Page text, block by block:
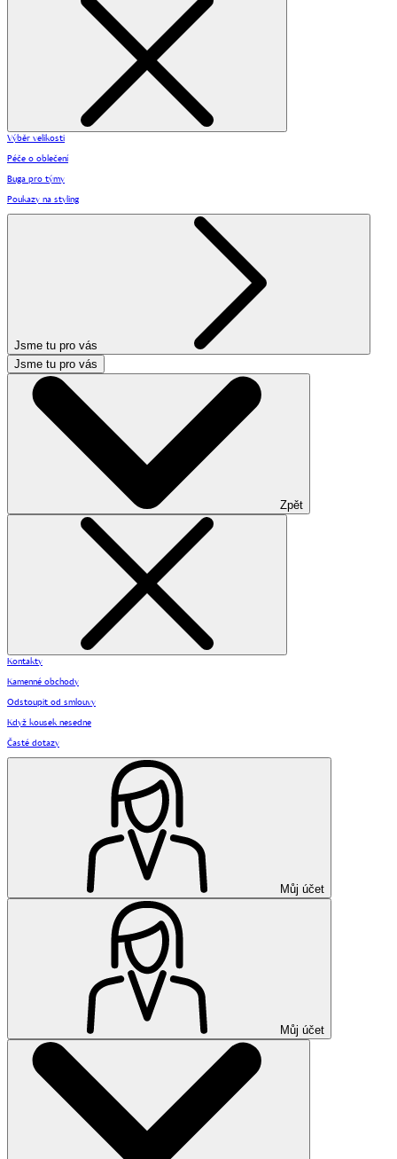
Výběr velikosti
Péče o oblečení
Buga pro týmy
Poukazy na styling
Jsme tu pro vás
Jsme tu pro vás
Zpět
Kontakty
Kamenné obchody
Odstoupit od smlouvy
Když kousek nesedne
Časté dotazy
Můj účet
Můj účet